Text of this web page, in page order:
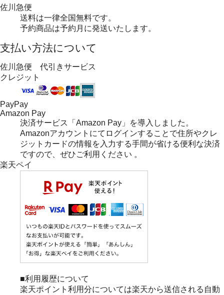
佐川急便
送料は一律全国無料です。
予約商品は予約月に発送いたします。
支払い方法について
佐川急便 代引きサービス
クレジット
PayPay
Amazon Pay
決済サービス「Amazon Pay」を導入しました。
Amazonアカウントにてログインすることで住所やクレ
ジットカードの情報を入力する手間が省ける便利な決済
ですので、ぜひご利用ください 。
楽天ペイ
■利用履歴について
楽天ポイント利用分については楽天から送信される自動